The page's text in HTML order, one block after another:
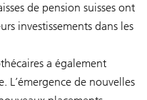
de pension suisses ont
investissements dans les
a également
L’émergence de nouvelles